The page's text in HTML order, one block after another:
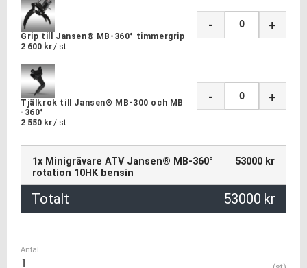
Grip till Jansen® MB-360° timmergrip
2 600 kr/ st
+
-
Tjälkrok till Jansen® MB-300 och MB
-360°
2 550 kr/ st
+
-
1x Minigrävare ATV Jansen® MB-360°
rotation 10HK bensin
53000 kr
Totalt 53000 kr
Antal